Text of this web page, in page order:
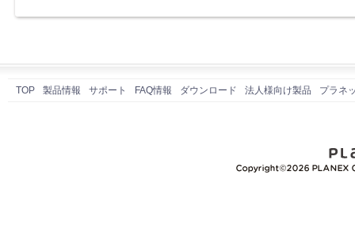
TOP 製品情報 サポート FAQ情報 ダウンロード 法人様向け製品 プラネ